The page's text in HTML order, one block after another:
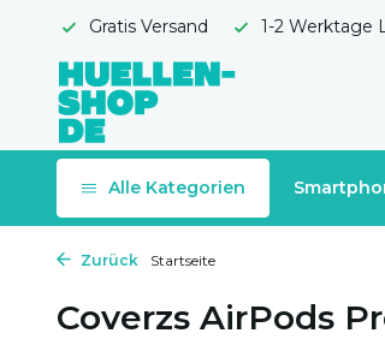
Gratis Versand 1-2 Werktage
Alle Kategorien
Zurück Startseite
Coverzs AirPods